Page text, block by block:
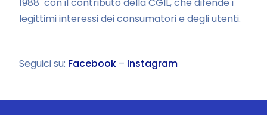
1988 con il contributo della CGIL, che difende i
legittimi interessi dei consumatori e degli utenti.
Seguici su: Facebook – Instagram